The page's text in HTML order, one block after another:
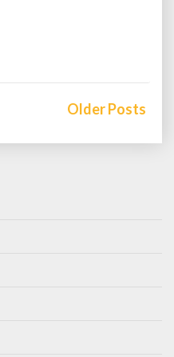
Older Posts